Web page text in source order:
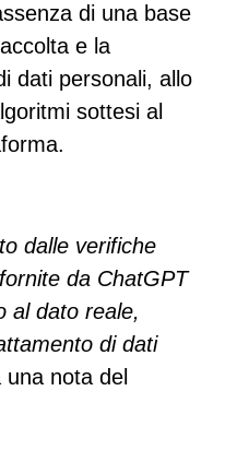
di una base
e la
dati personali, allo
sottesi al
dalle verifiche
da ChatGPT
al dato reale,
di dati
una nota del